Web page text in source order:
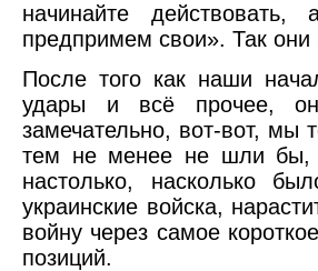
начинайте
предпримем свои». Так они
После того как наши
удары и всё прочее,
замечательно, вот-вот, мы
тем не менее не шли бы,
настолько, насколько
украинские войска,
войну через самое
позиций.